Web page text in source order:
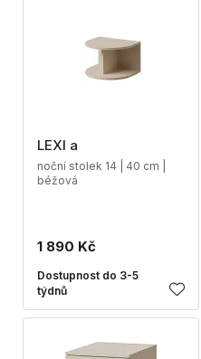
LEXI a
noční stolek 14 | 40 cm |
béžová
1 890 Kč
Dostupnost do 3-5
týdnů